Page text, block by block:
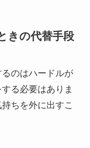
きの代替手段
のはハードルが
る必要はありま
ちを外に出すこ